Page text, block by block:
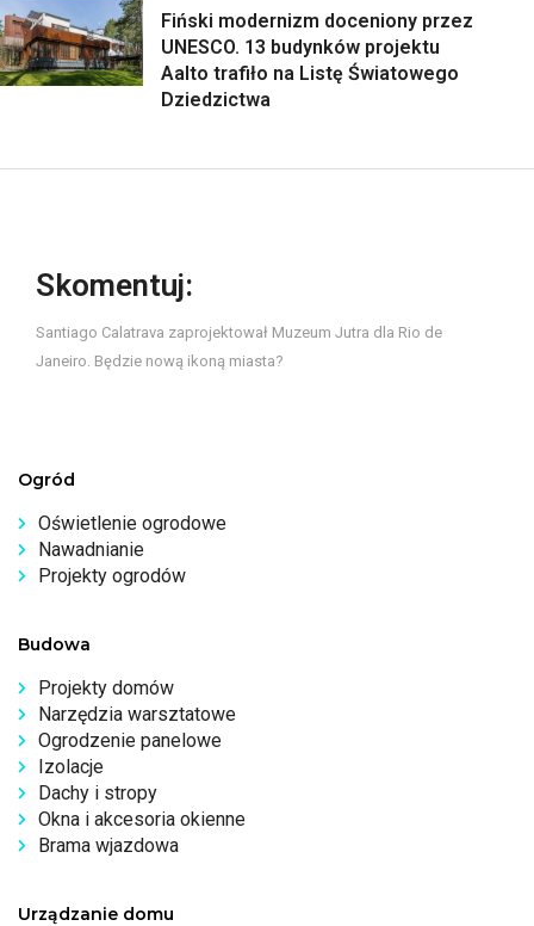
Fiński modernizm doceniony przez
UNESCO. 13 budynków projektu
Aalto trafiło na Listę Światowego
Dziedzictwa
Skomentuj:
Santiago Calatrava zaprojektował Muzeum Jutra dla Rio de
Janeiro. Będzie nową ikoną miasta?
Ogród
Oświetlenie ogrodowe
Nawadnianie
Projekty ogrodów
Budowa
Projekty domów
Narzędzia warsztatowe
Ogrodzenie panelowe
Izolacje
Dachy i stropy
Okna i akcesoria okienne
Brama wjazdowa
Urządzanie domu